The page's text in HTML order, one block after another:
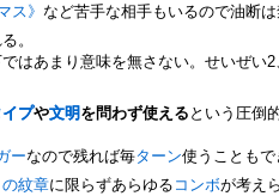
ス》など苦手な相手もいるので油断は
。
はあまり意味を無さない。せいぜい2
プや文明 を問わず使える という圧倒
ーなので残れば毎ターン使うこともで
紋章に限らずあらゆる コンボが考え